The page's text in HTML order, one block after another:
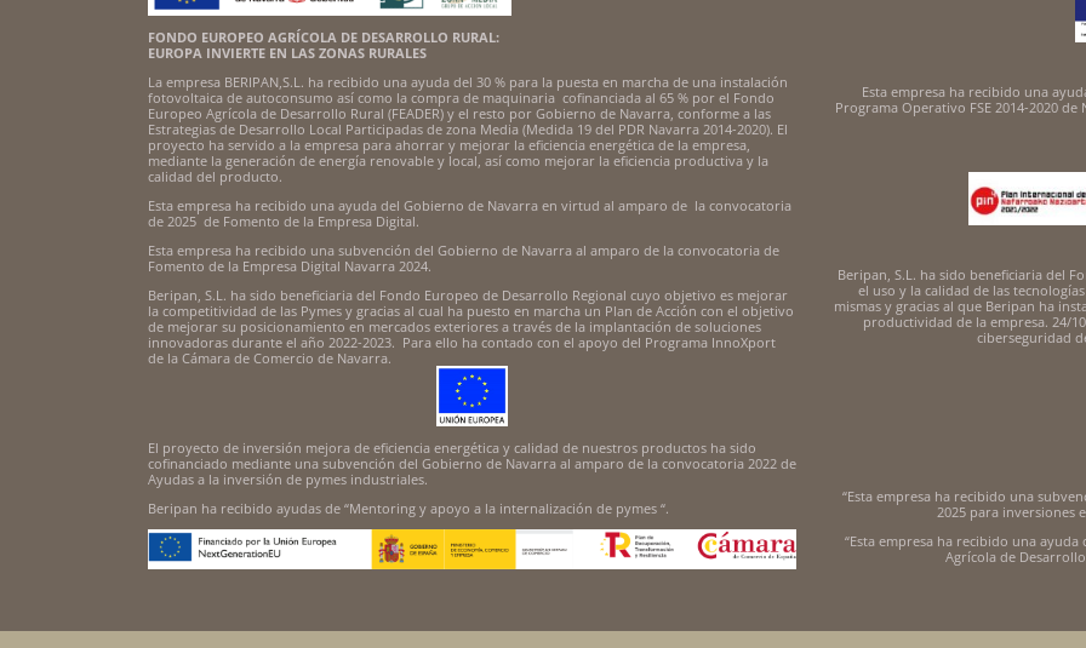
FONDO EUROPEO AGRÍCOLA DE DESARROLLO RURAL:
EUROPA INVIERTE EN LAS ZONAS RURALES
La empresa BERIPAN,S.L. ha recibido una ayuda del 30 % para la puesta en marcha de una instalación
fotovoltaica de autoconsumo así como la compra de maquinaria cofinanciada al 65 % por el Fondo
Europeo Agrícola de Desarrollo Rural (FEADER) y el resto por Gobierno de Navarra, conforme a las
Estrategias de Desarrollo Local Participadas de zona Media (Medida 19 del PDR Navarra 2014-2020). El
proyecto ha servido a la empresa para ahorrar y mejorar la eficiencia energética de la empresa,
mediante la generación de energía renovable y local, así como mejorar la eficiencia productiva y la
calidad del producto.
Esta empresa ha recibido una ayuda del Gobierno de Navarra en virtud al amparo de la convocatoria
de 2025 de Fomento de la Empresa Digital.
Esta empresa ha recibido una subvención del Gobierno de Navarra al amparo de la convocatoria de
Fomento de la Empresa Digital Navarra 2024.
Beripan, S.L. ha sido beneficiaria del Fondo Europeo de Desarrollo Regional cuyo objetivo es mejorar
la competitividad de las Pymes y gracias al cual ha puesto en marcha un Plan de Acción con el objetivo
de mejorar su posicionamiento en mercados exteriores a través de la implantación de soluciones
innovadoras durante el año 2022-2023. Para ello ha contado con el apoyo del Programa InnoXport
de la Cámara de Comercio de Navarra.
El proyecto de inversión mejora de eficiencia energética y calidad de nuestros productos ha sido
cofinanciado mediante una subvención del Gobierno de Navarra al amparo de la convocatoria 2022 de
Ayudas a la inversión de pymes industriales.
Beripan ha recibido ayudas de “Mentoring y apoyo a la internalización de pymes “.
Esta empresa ha recibido una
Programa Operativo FSE 2014-2020
Beripan, S.L. ha sido beneficiaria del
el uso y la calidad de las
mismas y gracias al que Beripan ha
productividad de la empresa. 24/
ciberseguridad
“Esta empresa ha recibido una
2025 para inversiones
“Esta empresa ha recibido una
Agrícola de Desarrollo